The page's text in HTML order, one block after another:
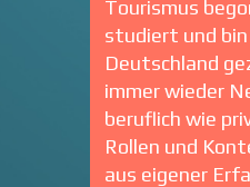
Tourismus
studiert und bin
Deutschland
immer wieder
beruflich wie
Rollen und
aus eigener